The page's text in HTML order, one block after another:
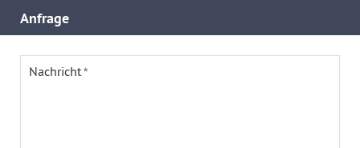
Anfrage
Nachricht